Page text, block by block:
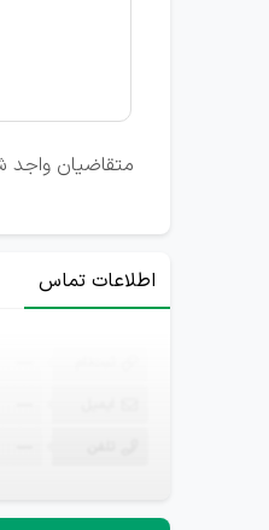
متقاضیان واجد
اطلاعات تماس